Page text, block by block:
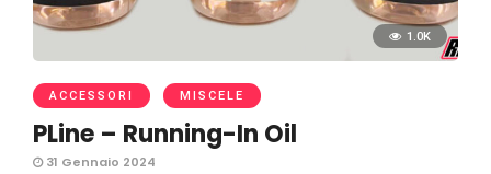
1.0K
ACCESSORI MISCELE
PLine – Running-In Oil
31 Gennaio 2024